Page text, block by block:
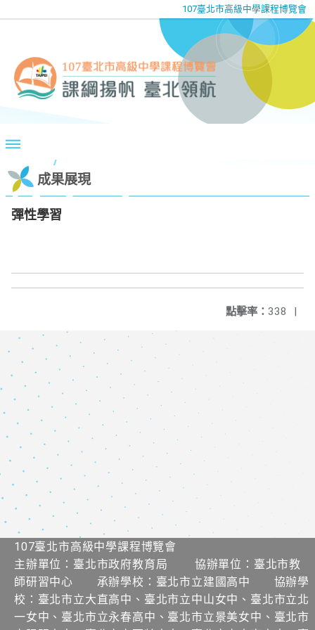
107臺北市高級中學課程博覽會
成果展現
彈性學習
點擊率： 338 |
107臺北市高級中學課程博覽會
主辦單位：臺北市政府教育局 協辦單位：臺北市教
師研習中心 承辦學校：臺北市立建國高中 協辦學
校：臺北市立大直高中、臺北市立中山女中、臺北市立北
一女中、臺北市立永春高中、臺北市立景美女中、臺北市